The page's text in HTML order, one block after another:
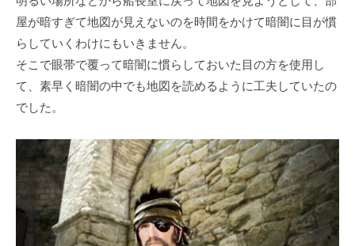
屋が暗すぎて地図が見えないのを時間をかけて暗闇に目が慣
らしていくわけにもいきません。
そこで眼帯で覆って暗闇に慣らしておいた目の方を使用し
て、素早く暗闇の中でも地図を読めるように工夫していたの
でした。